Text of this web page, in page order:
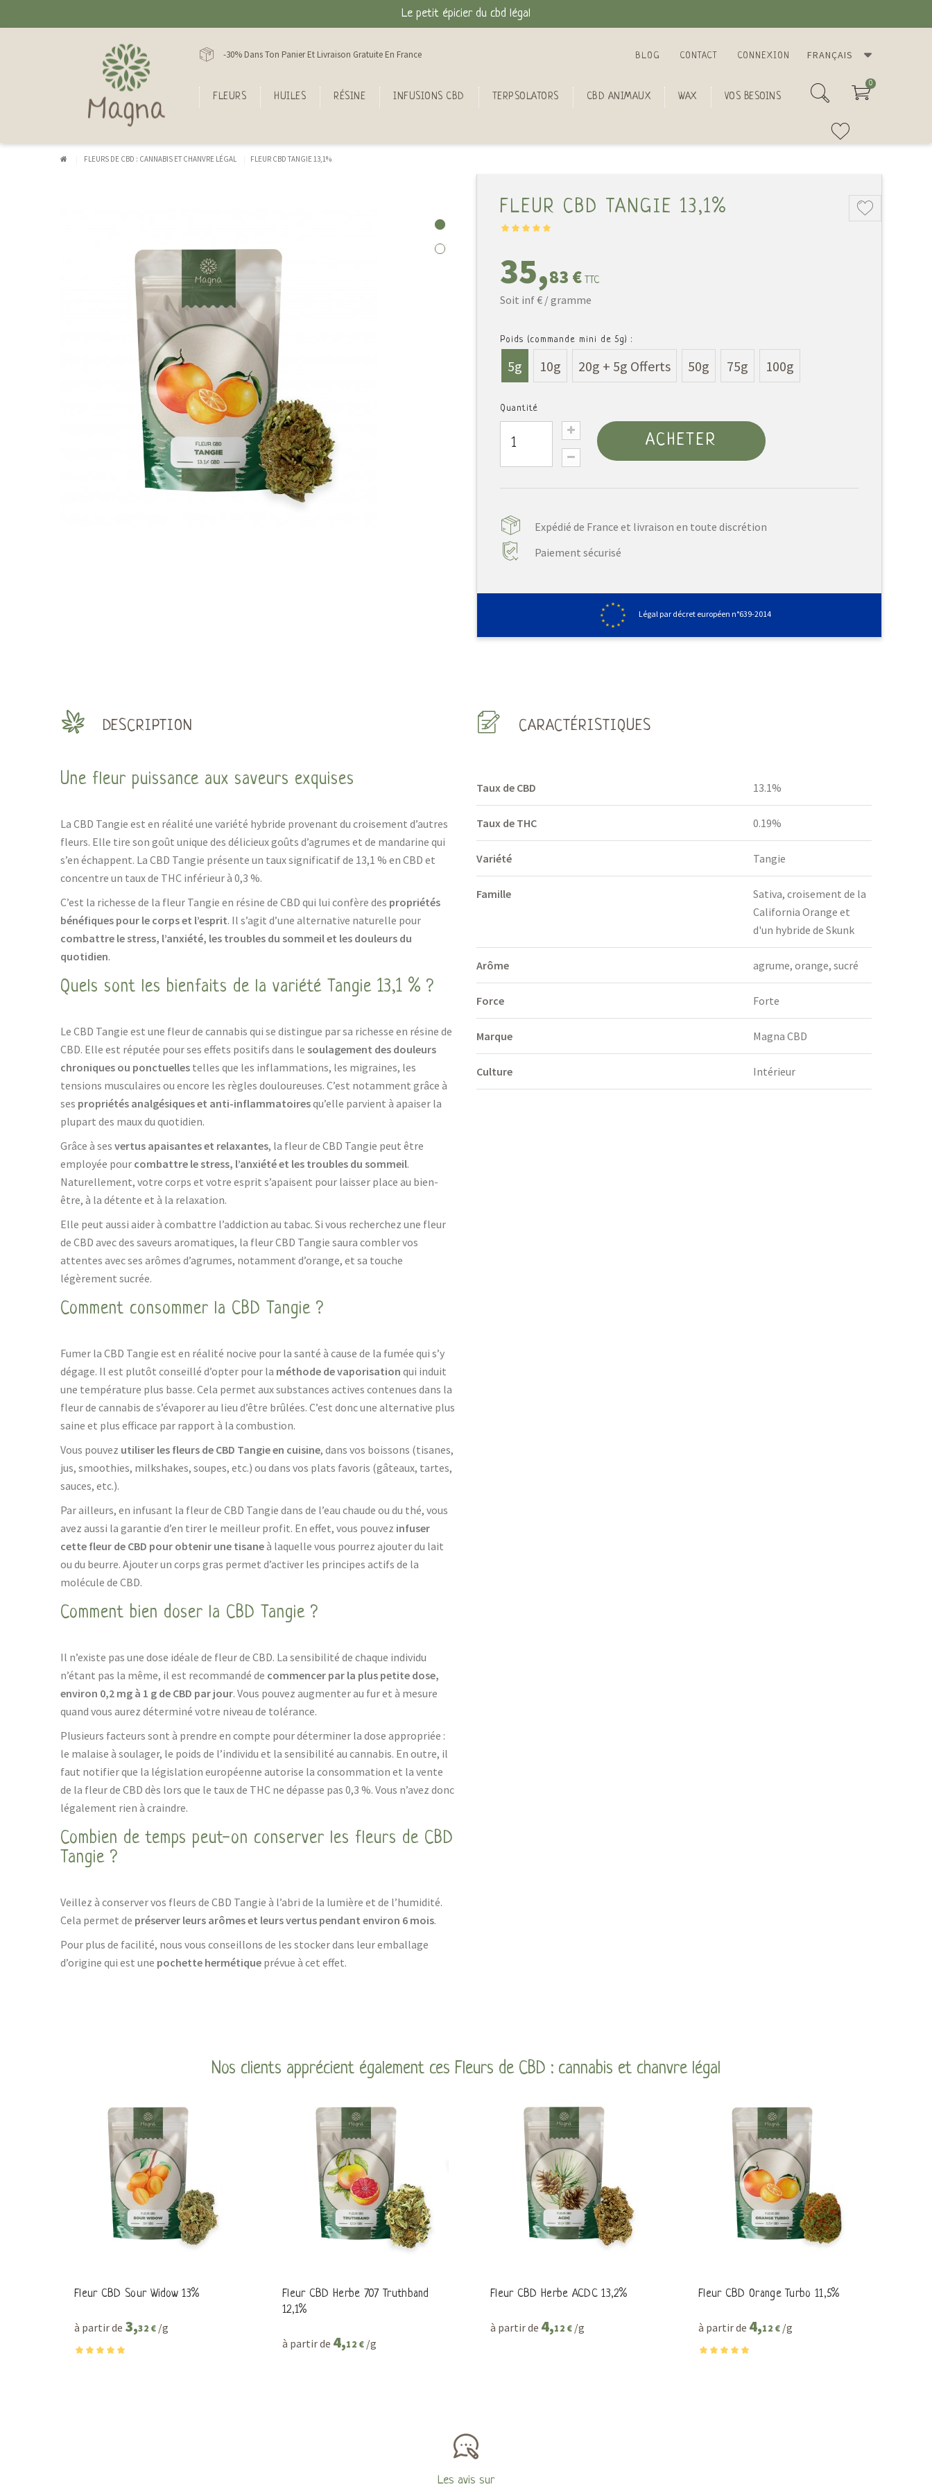
Le petit épicier du cbd légal
-30% Dans Ton Panier Et Livraison Gratuite En France BLOG CONTACT CONNEXION FRANÇAIS
FLEURS HUILES RÉSINE INFUSIONS CBD TERPSOLATORS CBD ANIMAUX WAX VOS BESOINS
0
FLEURS DE CBD : CANNABIS ET CHANVRE LÉGAL FLEUR CBD TANGIE 13,1%
FLEUR CBD TANGIE 13,1%
35,83 € TTC
Soit inf € / gramme
Poids (commande mini de 5g) :
5g 10g 20g + 5g Offerts 50g 75g 100g
Quantité
ACHETER
Expédié de France et livraison en toute discrétion
Paiement sécurisé
Légal par décret européen n°639-2014
CARACTÉRISTIQUES
Taux de CBD 13.1%
Taux de THC 0.19%
Variété Tangie
Famille
Sativa, croisement de la
California Orange et
d'un hybride de Skunk
Arôme agrume, orange, sucré
Force Forte
Marque Magna CBD
Culture Intérieur
DESCRIPTION
Une fleur puissance aux saveurs exquises
La CBD Tangie est en réalité une variété hybride provenant du croisement d’autres
fleurs. Elle tire son goût unique des délicieux goûts d’agrumes et de mandarine qui
s’en échappent. La CBD Tangie présente un taux significatif de 13,1 % en CBD et
concentre un taux de THC inférieur à 0,3 %.
C’est la richesse de la fleur Tangie en résine de CBD qui lui confère des propriétés
bénéfiques pour le corps et l’esprit. Il s’agit d’une alternative naturelle pour
combattre le stress, l’anxiété, les troubles du sommeil et les douleurs du
quotidien.
Quels sont les bienfaits de la variété Tangie 13,1 % ?
Le CBD Tangie est une fleur de cannabis qui se distingue par sa richesse en résine de
CBD. Elle est réputée pour ses effets positifs dans le soulagement des douleurs
chroniques ou ponctuelles telles que les inflammations, les migraines, les
tensions musculaires ou encore les règles douloureuses. C’est notamment grâce à
ses propriétés analgésiques et anti-inflammatoiresqu’elle parvient à apaiser la
plupart des maux du quotidien.
Grâce à ses vertus apaisantes et relaxantes, la fleur de CBD Tangie peut être
employée pour combattre le stress, l’anxiété et les troubles du sommeil.
Naturellement, votre corps et votre esprit s’apaisent pour laisser place au bien-
être, à la détente et à la relaxation.
Elle peut aussi aider à combattre l’addiction au tabac. Si vous recherchez une fleur
de CBD avec des saveurs aromatiques, la fleur CBD Tangie saura combler vos
attentes avec ses arômes d’agrumes, notamment d’orange, et sa touche
légèrement sucrée.
Comment consommer la CBD Tangie ?
Fumer la CBD Tangie est en réalité nocive pour la santé à cause de la fumée qui s’y
dégage. Il est plutôt conseillé d’opter pour la méthode de vaporisation qui induit
une température plus basse. Cela permet aux substances actives contenues dans la
fleur de cannabis de s’évaporer au lieu d’être brûlées. C’est donc une alternative plus
saine et plus efficace par rapport à la combustion.
Vous pouvez utiliser les fleurs de CBD Tangie en cuisine, dans vos boissons (tisanes,
jus, smoothies, milkshakes, soupes, etc.) ou dans vos plats favoris (gâteaux, tartes,
sauces, etc.).
Par ailleurs, en infusant la fleur de CBD Tangie dans de l’eau chaude ou du thé, vous
avez aussi la garantie d’en tirer le meilleur profit. En effet, vous pouvez infuser
cette fleur de CBD pour obtenir une tisaneà laquelle vous pourrez ajouter du lait
ou du beurre. Ajouter un corps gras permet d’activer les principes actifs de la
molécule de CBD.
Comment bien doser la CBD Tangie ?
Il n’existe pas une dose idéale de fleur de CBD. La sensibilité de chaque individu
n’étant pas la même, il est recommandé de commencer par la plus petite dose,
environ 0,2 mg à 1 g de CBD par jour. Vous pouvez augmenter au fur et à mesure
quand vous aurez déterminé votre niveau de tolérance.
Plusieurs facteurs sont à prendre en compte pour déterminer la dose appropriée :
le malaise à soulager, le poids de l’individu et la sensibilité au cannabis. En outre, il
faut notifier que la législation européenne autorise la consommation et la vente
de la fleur de CBD dès lors que le taux de THC ne dépasse pas 0,3 %. Vous n’avez donc
légalement rien à craindre.
Combien de temps peut-on conserver les fleurs de CBD
Tangie ?
Veillez à conserver vos fleurs de CBD Tangie à l’abri de la lumière et de l’humidité.
Cela permet de préserver leurs arômes et leurs vertus pendant environ 6 mois.
Pour plus de facilité, nous vous conseillons de les stocker dans leur emballage
d’origine qui est une pochette hermétique prévue à cet effet.
Nos clients apprécient également ces Fleurs de CBD : cannabis et chanvre légal
Fleur CBD Sour Widow 13%
à partir de 3,32 € /g
Fleur CBD Herbe 707 Truthband
12,1%
à partir de 4,12 € /g
Fleur CBD Herbe ACDC 13,2%
à partir de 4,12 € /g
Fleur CBD Orange Turbo 11,5%
à partir de 4,12 € /g
Les avis sur